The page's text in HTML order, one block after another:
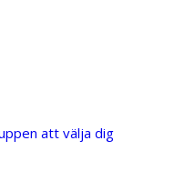
att välja dig